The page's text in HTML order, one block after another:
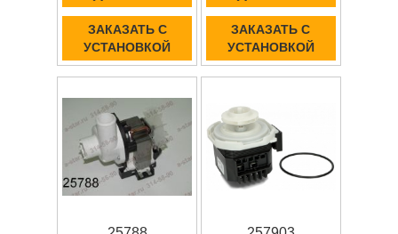
ЗАКАЗАТЬ С
УСТАНОВКОЙ
ЗАКАЗАТЬ С
УСТАНОВКОЙ